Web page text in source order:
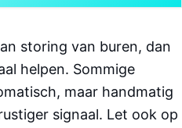
storing van buren, dan
helpen. Sommige
maar handmatig
signaal. Let ook op